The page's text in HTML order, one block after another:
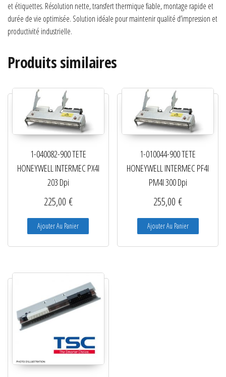
et étiquettes. Résolution nette, transfert thermique fiable, montage rapide et
durée de vie optimisée. Solution idéale pour maintenir qualité d’impression et
productivité industrielle.
Produits similaires
1-040082-900 TETE
HONEYWELL INTERMEC PX4I
203 Dpi
225,00 €
Ajouter Au Panier
1-010044-900 TETE
HONEYWELL INTERMEC PF4I
PM4I 300 Dpi
255,00€
Ajouter Au Panier